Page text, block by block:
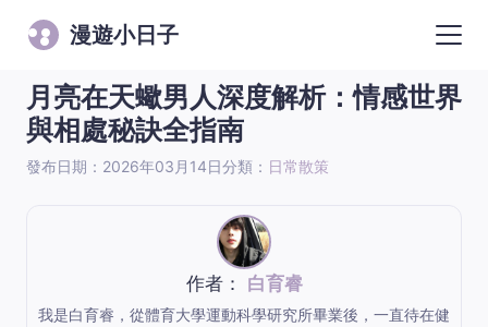
漫遊小日子
月亮在天蠍男人深度解析：情感世界
與相處秘訣全指南
發布日期：2026年03月14日分類： 日常散策
作者： 白育睿
我是白育睿，從體育大學運動科學研究所畢業後，一直待在健